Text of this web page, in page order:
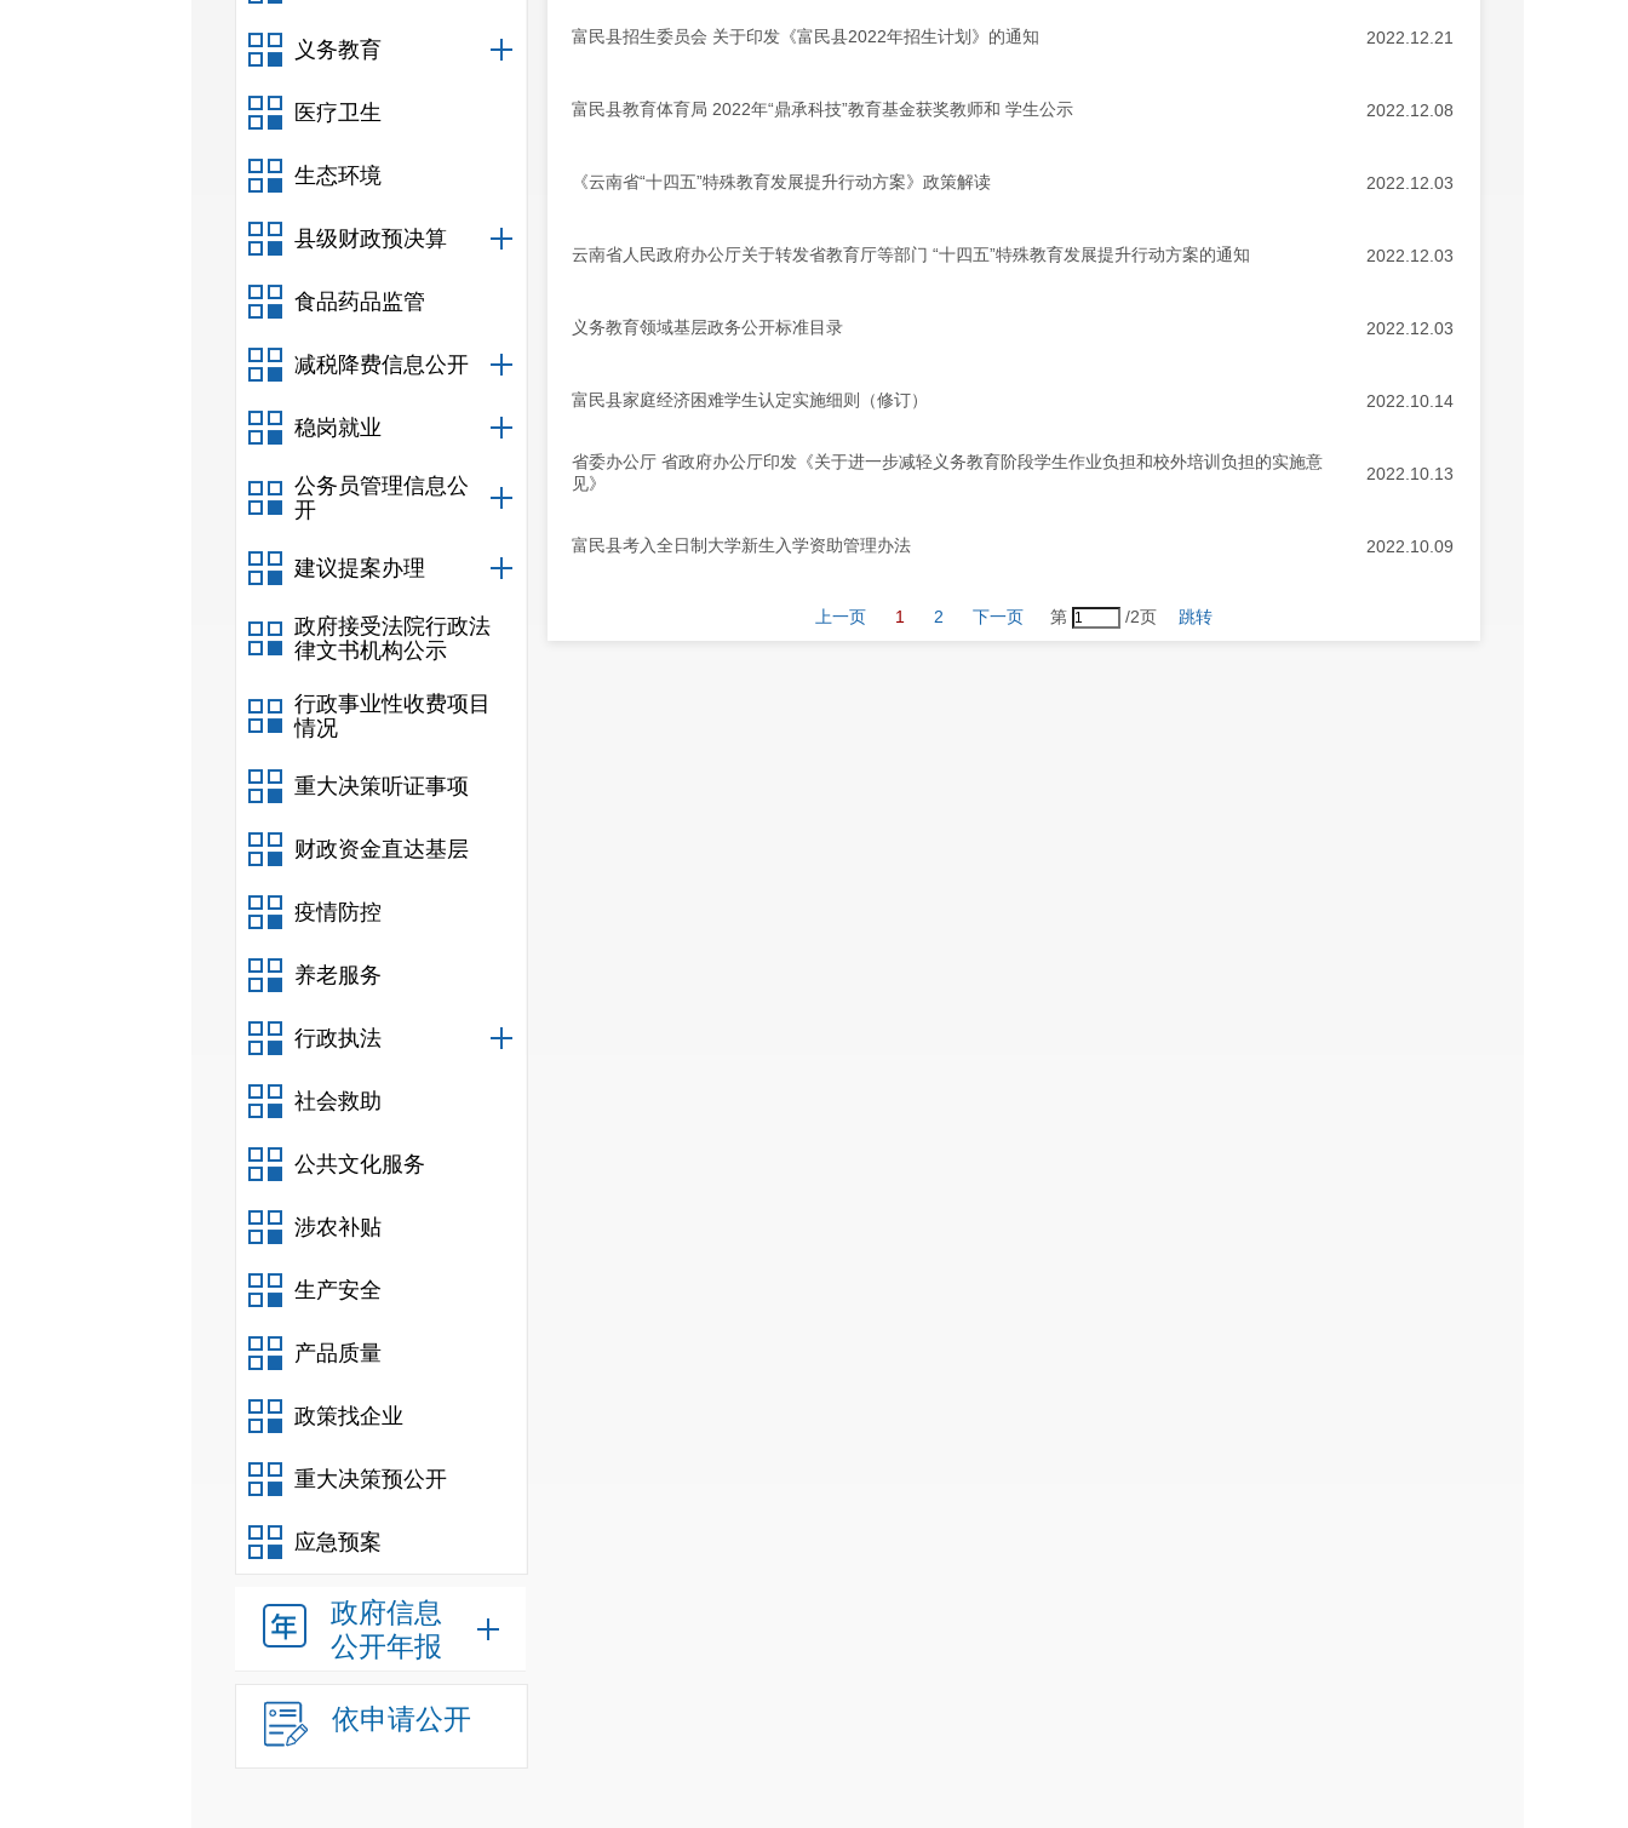
义务教育
医疗卫生
生态环境
县级财政预决算
食品药品监管
减税降费信息公开
稳岗就业
公务员管理信息公
开
建议提案办理
政府接受法院行政法
律文书机构公示
行政事业性收费项目
情况
重大决策听证事项
财政资金直达基层
疫情防控
养老服务
行政执法
社会救助
公共文化服务
涉农补贴
生产安全
产品质量
政策找企业
重大决策预公开
应急预案
政府信息
公开年报
依申请公开
富民县招生委员会 关于印发《富民县2022年招生计划》的通知 2022.12.21
富民县教育体育局 2022年“鼎承科技”教育基金获奖教师和 学生公示 2022.12.08
《云南省“十四五”特殊教育发展提升行动方案》政策解读 2022.12.03
云南省人民政府办公厅关于转发省教育厅等部门 “十四五”特殊教育发展提升行动方案的通知 2022.12.03
义务教育领域基层政务公开标准目录 2022.12.03
富民县家庭经济困难学生认定实施细则（修订） 2022.10.14
省委办公厅 省政府办公厅印发《关于进一步减轻义务教育阶段学生作业负担和校外培训负担的实施意
见》
2022.10.13
富民县考入全日制大学新生入学资助管理办法 2022.10.09
上一页 1 2 下一页 第 /2页 跳转